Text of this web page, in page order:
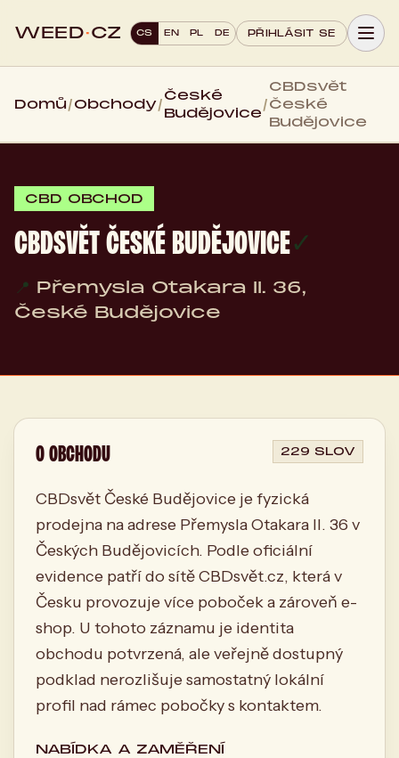
WEED·CZ CS EN PL DE PŘIHLÁSIT SE
Domů/Obchody/
České
Budějovice
/
CBDsvět
České
Budějovice
CBD OBCHOD
CBDSVĚT ČESKÉ BUDĚJOVICE✓
📍 Přemysla Otakara II. 36,
České Budějovice
O OBCHODU 229 SLOV
CBDsvět České Budějovice je fyzická
prodejna na adrese Přemysla Otakara II. 36 v
Českých Budějovicích. Podle oficiální
evidence patří do sítě CBDsvět.cz, která v
Česku provozuje více poboček a zároveň e-
shop. U tohoto záznamu je identita
obchodu potvrzená, ale veřejně dostupný
podklad nerozlišuje samostatný lokální
profil nad rámec pobočky s kontaktem.
NABÍDKA A ZAMĚŘENÍ